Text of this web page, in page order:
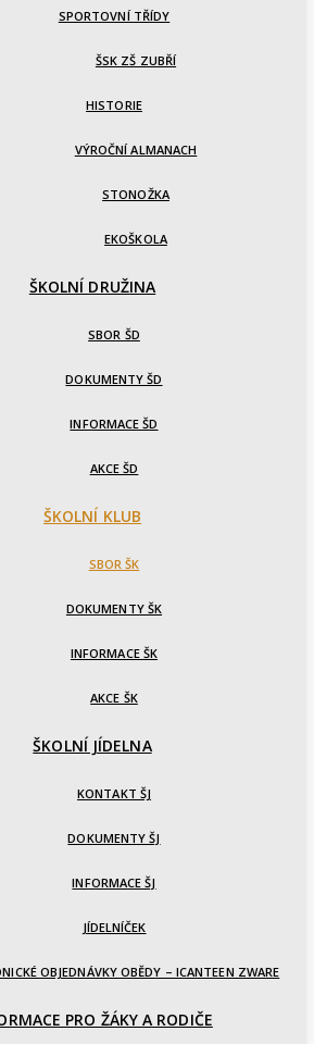
SPORTOVNÍ TŘÍDY
ŠSK ZŠ ZUBŘÍ
HISTORIE
VÝROČNÍ ALMANACH
STONOŽKA
EKOŠKOLA
ŠKOLNÍ DRUŽINA
SBOR ŠD
DOKUMENTY ŠD
INFORMACE ŠD
AKCE ŠD
ŠKOLNÍ KLUB
SBOR ŠK
DOKUMENTY ŠK
INFORMACE ŠK
AKCE ŠK
ŠKOLNÍ JÍDELNA
KONTAKT ŠJ
DOKUMENTY ŠJ
INFORMACE ŠJ
JÍDELNÍČEK
OBJEDNÁVKY OBĚDY – ICANTEEN ZWARE
PRO ŽÁKY A RODIČE